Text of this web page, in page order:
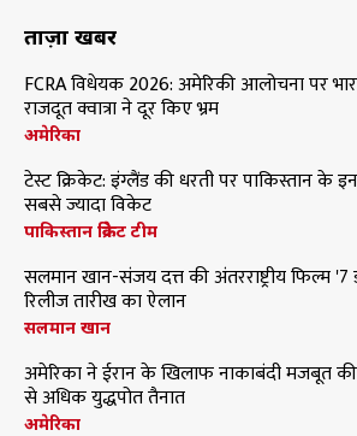
ताज़ा खबरें
FCRA विधेयक 2026: अमेरिकी आलोचना पर
राजदूत क्वात्रा ने दूर किए भ्रम
अमेरिका
टेस्ट क्रिकेट: इंग्लैंड की धरती पर पाकिस्तान के
सबसे ज्यादा विकेट
पाकिस्तान क्रिकेट टीम
सलमान खान-संजय दत्त की अंतरराष्ट्रीय फिल्म '7
रिलीज तारीख का ऐलान
सलमान खान
अमेरिका ने ईरान के खिलाफ नाकाबंदी मजबूत
से अधिक युद्धपोत तैनात
अमेरिका